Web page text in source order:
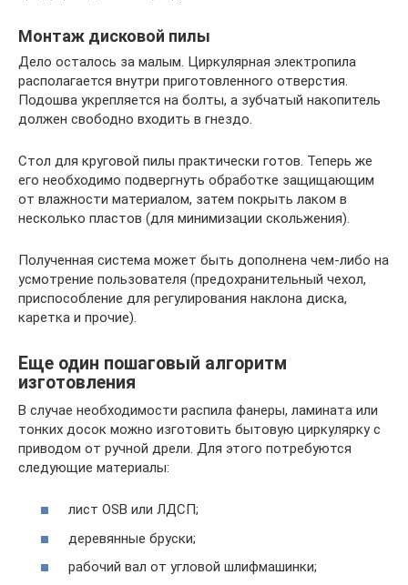
Монтаж дисковой пилы
Дело осталось за малым. Циркулярная электропила
располагается внутри приготовленного отверстия.
Подошва укрепляется на болты, а зубчатый накопитель
должен свободно входить в гнездо.
Стол для круговой пилы практически готов. Теперь же
его необходимо подвергнуть обработке защищающим
от влажности материалом, затем покрыть лаком в
несколько пластов (для минимизации скольжения).
Полученная система может быть дополнена чем-либо на
усмотрение пользователя (предохранительный чехол,
приспособление для регулирования наклона диска,
каретка и прочие).
Еще один пошаговый алгоритм
изготовления
В случае необходимости распила фанеры, ламината или
тонких досок можно изготовить бытовую циркулярку с
приводом от ручной дрели. Для этого потребуются
следующие материалы:
лист OSB или ЛДСП;
деревянные бруски;
рабочий вал от угловой шлифмашинки;